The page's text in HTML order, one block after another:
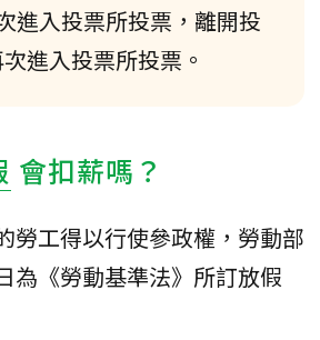
進入投票所投票，離開投
進入投票所投票。
會扣薪嗎？
勞工得以行使參政權，勞動部
為《勞動基準法》所訂放假